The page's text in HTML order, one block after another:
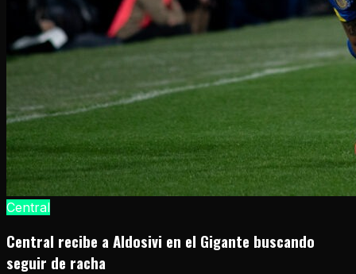
Central
Central recibe a Aldosivi en el Gigante buscando
seguir de racha